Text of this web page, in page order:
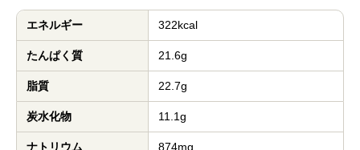
エネルギー 322kcal
たんぱく質 21.6g
脂質 22.7g
炭水化物 11.1g
ナトリウム 874mg